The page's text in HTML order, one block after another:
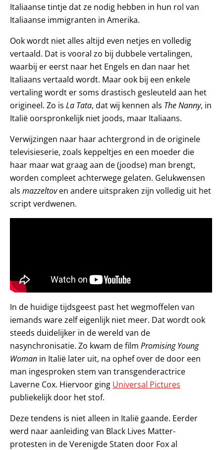
Italiaanse tintje dat ze nodig hebben in hun rol van
Italiaanse immigranten in Amerika.
Ook wordt niet alles altijd even netjes en volledig
vertaald. Dat is vooral zo bij dubbele vertalingen,
waarbij er eerst naar het Engels en dan naar het
Italiaans vertaald wordt. Maar ook bij een enkele
vertaling wordt er soms drastisch gesleuteld aan het
origineel. Zo is La Tata, dat wij kennen als The Nanny, in
Italië oorspronkelijk niet joods, maar Italiaans.
Verwijzingen naar haar achtergrond in de originele
televisieserie, zoals keppeltjes en een moeder die
haar maar wat graag aan de (joodse) man brengt,
worden compleet achterwege gelaten. Gelukwensen
als mazzeltoven andere uitspraken zijn volledig uit het
script verdwenen.
In de huidige tijdsgeest past het wegmoffelen van
iemands ware zelf eigenlijk niet meer. Dat wordt ook
steeds duidelijker in de wereld van de
nasynchronisatie. Zo kwam de film Promising Young
Woman in Italië later uit, na ophef over de door een
man ingesproken stem van transgenderactrice
Laverne Cox. Hiervoor ging Universal Pictures
publiekelijk door het stof.
Deze tendens is niet alleen in Italië gaande. Eerder
werd naar aanleiding van Black Lives Matter-
protesten in de Verenigde Staten door Fox al